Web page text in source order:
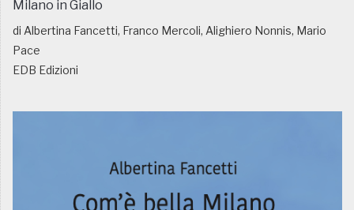
Milano in Giallo
di Albertina Fancetti, Franco Mercoli, Alighiero Nonnis, Mario
Pace
EDB Edizioni